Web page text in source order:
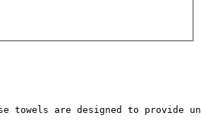
towels are designed to